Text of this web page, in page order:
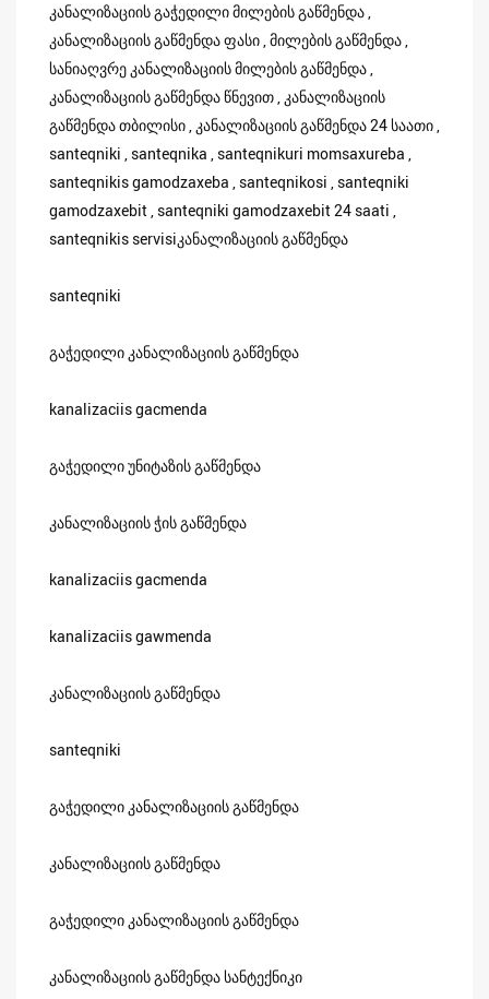
კანალიზაციის გაჭედილი მილების გაწმენდა ,
კანალიზაციის გაწმენდა ფასი , მილების გაწმენდა ,
სანიაღვრე კანალიზაციის მილების გაწმენდა ,
კანალიზაციის გაწმენდა წნევით , კანალიზაციის
გაწმენდა თბილისი , კანალიზაციის გაწმენდა 24 საათი ,
santeqniki , santeqnika , santeqnikuri momsaxureba ,
santeqnikis gamodzaxeba , santeqnikosi , santeqniki
gamodzaxebit , santeqniki gamodzaxebit 24 saati ,
santeqnikis servisiკანალიზაციის გაწმენდა
santeqniki
გაჭედილი კანალიზაციის გაწმენდა
kanalizaciis gacmenda
გაჭედილი უნიტაზის გაწმენდა
კანალიზაციის ჭის გაწმენდა
kanalizaciis gacmenda
kanalizaciis gawmenda
კანალიზაციის გაწმენდა
santeqniki
გაჭედილი კანალიზაციის გაწმენდა
კანალიზაციის გაწმენდა
გაჭედილი კანალიზაციის გაწმენდა
კანალიზაციის გაწმენდა სანტექნიკი